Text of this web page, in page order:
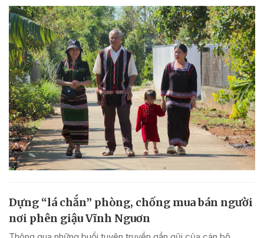
Dựng “lá chắn” phòng, chống mua bán người
nơi phên giậu Vĩnh Nguơn